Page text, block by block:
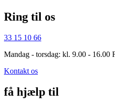
Ring til os
33 15 10 66
Mandag - torsdag: kl. 9.00 - 16.00
Kontakt os
få hjælp til